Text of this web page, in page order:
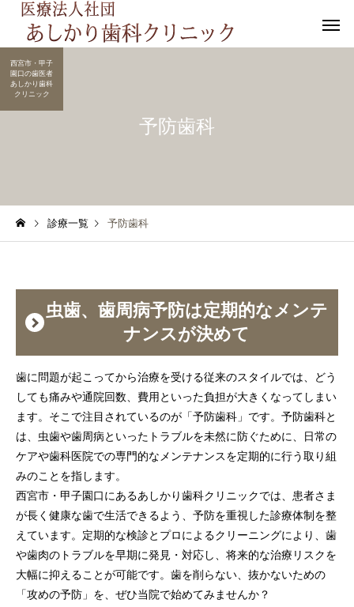
予防歯科
西宮市・甲子
園口の歯医者
あしかり歯科
クリニック
診療一覧 予防歯科
虫歯、歯周病予防は定期的なメンテ
ナンスが決めて
歯に問題が起こってから治療を受ける従来のスタイルでは、どう
しても痛みや通院回数、費用といった負担が大きくなってしまい
ます。そこで注目されているのが「予防歯科」です。予防歯科と
は、虫歯や歯周病といったトラブルを未然に防ぐために、日常の
ケアや歯科医院での専門的なメンテナンスを定期的に行う取り組
みのことを指します。
西宮市・甲子園口にあるあしかり歯科クリニックでは、患者さま
が長く健康な歯で生活できるよう、予防を重視した診療体制を整
えています。定期的な検診とプロによるクリーニングにより、歯
や歯肉のトラブルを早期に発見・対応し、将来的な治療リスクを
大幅に抑えることが可能です。歯を削らない、抜かないための
「攻めの予防」を、ぜひ当院で始めてみませんか？